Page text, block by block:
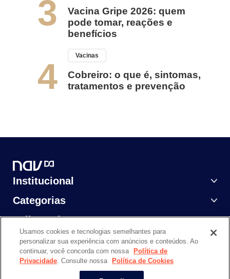
3
Vacina Gripe 2026: quem
pode tomar, reações e
benefícios
4
Vacinas
Cobreiro: o que é, sintomas,
tratamentos e prevenção
Institucional
Categorias
Saiba Mais
NAV DASA @ 2024. Todos os direitos reservados.
Usamos cookies e tecnologias semelhantes para
personalizar sua experiência com anúncios e conteúdos. Ao
continuar, você concorda com nossa
Política de
Privacidade. Consulte nossa Política de Cookies